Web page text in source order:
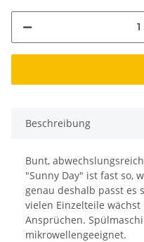
Beschreibung
Bunt,
"Sunny Day" ist fast so,
genau deshalb passt es
vielen Einzelteile
Ansprüchen.
mikrowellengeeignet.